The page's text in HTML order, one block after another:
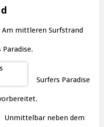
Am mittleren Surfstrand
Surfers Paradise
Unmittelbar neben dem